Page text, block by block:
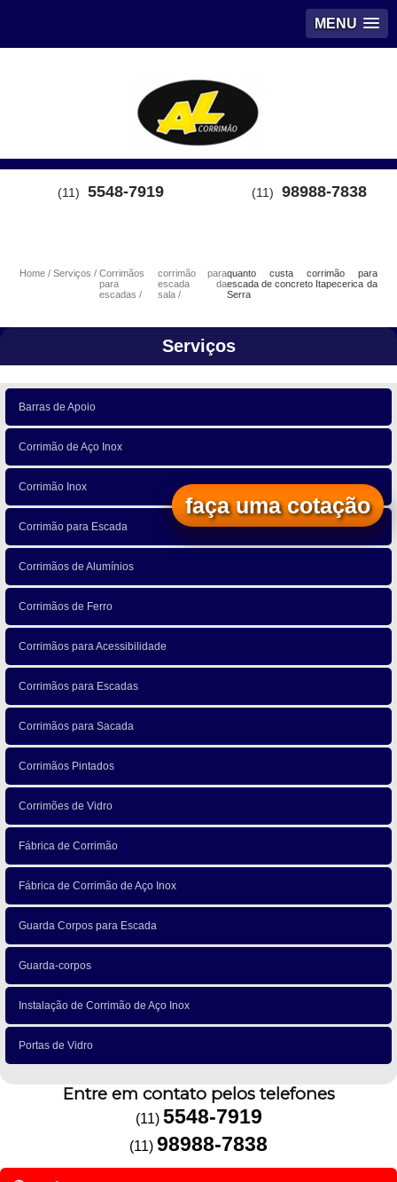
MENU
(11) 5548-7919 (11) 98988-7838
Home Serviços
Corrimãos
para
escadas
corrimão para
escada da
sala
quanto custa corrimão para
escada de concreto Itapecerica da
Serra
Serviços
Barras de Apoio
Corrimão de Aço Inox
Corrimão Inox
Corrimão para Escada
Corrimãos de Alumínios
Corrimãos de Ferro
Corrimãos para Acessibilidade
Corrimãos para Escadas
Corrimãos para Sacada
Corrimãos Pintados
Corrimões de Vidro
Fábrica de Corrimão
Fábrica de Corrimão de Aço Inox
Guarda Corpos para Escada
Guarda-corpos
Instalação de Corrimão de Aço Inox
Portas de Vidro
Entre em contato pelos telefones
(11) 5548-7919
(11) 98988-7838
faça uma cotação